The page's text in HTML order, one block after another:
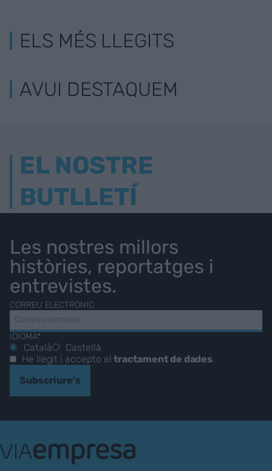
ELS MÉS LLEGITS
AVUI DESTAQUEM
EL NOSTRE
BUTLLETÍ
Les nostres millors
històries, reportatges i
entrevistes.
CORREU ELECTRÒNIC
IDIOMA*
Català
Castellà
He llegit i accepto eltractament de dades.
Subscriure's